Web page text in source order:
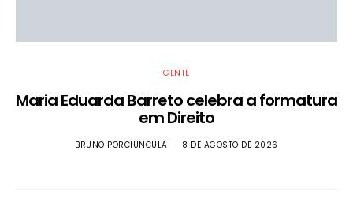
GENTE
Maria Eduarda Barreto celebra a formatura
em Direito
BRUNO PORCIUNCULA 8 DE AGOSTO DE 2026